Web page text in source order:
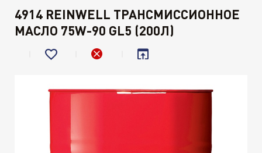
4914 REINWELL ТРАНСМИССИОННОЕ
МАСЛО 75W-90 GL5 (200Л)